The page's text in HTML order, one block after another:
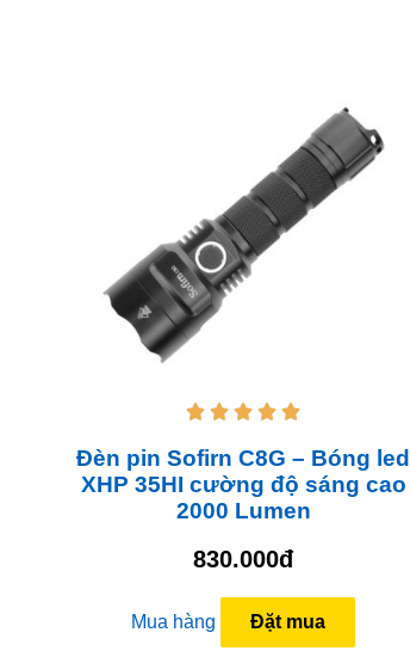
    
Đèn pin Sofirn C8G – Bóng led
XHP 35HI cường độ sáng cao
2000 Lumen
830.000đ
Mua hàng Đặt mua